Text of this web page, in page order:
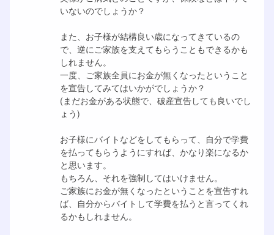
いないのでしょうか？
また、お子様が結構良い歳になってきているの
で、逆にご家族を支えてもらうこともできるかも
しれません。
一度、ご家族全員にお金が無くなったということ
を宣告してみてはいかがでしょうか？
(まだお金がある状態で、破産宣告しても良いでし
ょう)
お子様にバイトなどをしてもらって、自分で学費
を払ってもらうようにすれば、かなり楽になるか
と思います。
もちろん、それを強制してはいけません。
ご家族にお金が無くなったということを宣告すれ
ば、自分からバイトして学費を払うと言ってくれ
るかもしれません。